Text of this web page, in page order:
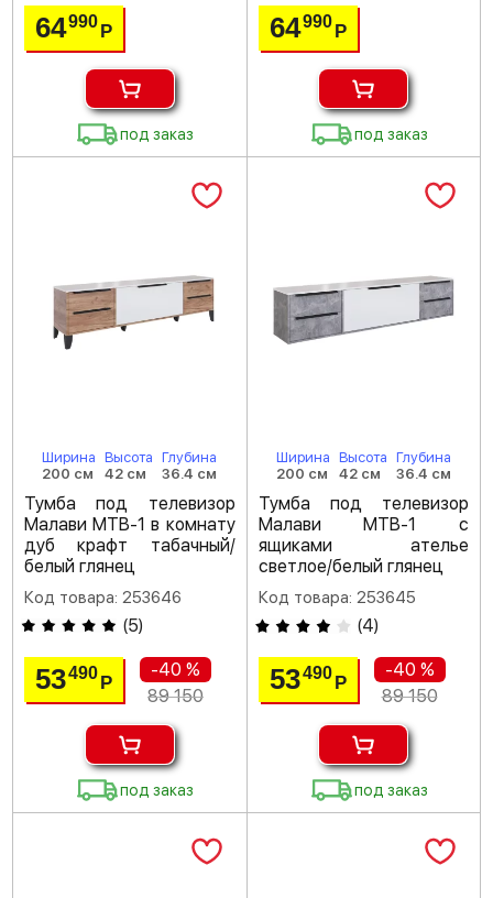
64990 Р
под заказ
64990 Р
под заказ
Ширина
200 см
Высота
42 см
Глубина
36.4 см
Тумба под телевизор
Малави МТВ-1 в комнату
дуб крафт табачный/
белый глянец
Код товара: 253646
(5)
53490 Р
-40 %
89 150
под заказ
Ширина
200 см
Высота
42 см
Глубина
36.4 см
Тумба под телевизор
Малави МТВ-1 с
ящиками ателье
светлое/белый глянец
Код товара: 253645
(4)
53490 Р
-40 %
89 150
под заказ